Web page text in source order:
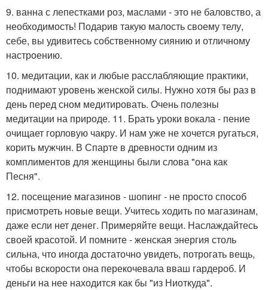
9. ванна с лепестками роз, маслами - это не баловство, а
необходимость! Подарив такую малость своему телу,
себе, вы удивитесь собственному сиянию и отличному
настроению.
10. медитации, как и любые расслабляющие практики,
поднимают уровень женской силы. Нужно хотя бы раз в
день перед сном медитировать. Очень полезны
медитации на природе. 11. Брать уроки вокала - пение
очищает горловую чакру. И нам уже не хочется ругаться,
корить мужчин. В Спарте в древности одним из
комплиментов для женщины были слова "она как
Песня".
12. посещение магазинов - шопинг - не просто способ
присмотреть новые вещи. Учитесь ходить по магазинам,
даже если нет денег. Примеряйте вещи. Наслаждайтесь
своей красотой. И помните - женская энергия столь
сильна, что иногда достаточно увидеть, потрогать вещь,
чтобы вскорости она перекочевала вваш гардероб. И
деньги на нее находится как бы "из Ниоткуда".